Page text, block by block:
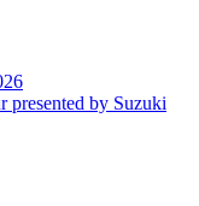
by Suzuki